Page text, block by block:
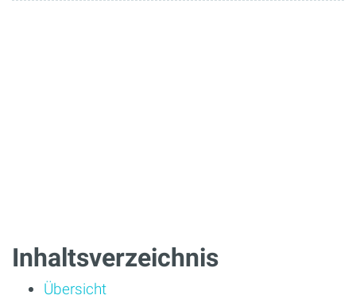
Inhaltsverzeichnis
Übersicht